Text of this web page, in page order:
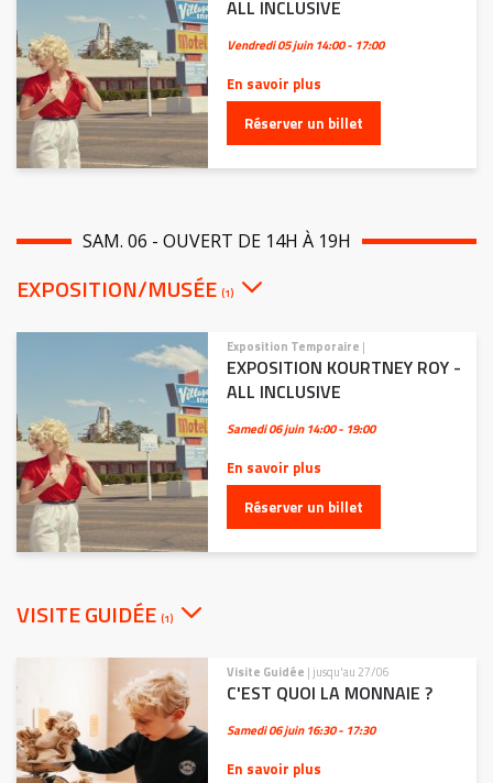
ALL INCLUSIVE
Vendredi 05 juin14:00 - 17:00
En savoir plus
Réserver un billet
SAM. 06 - OUVERT DE 14H À 19H
EXPOSITION/MUSÉE (1)
Exposition Temporaire |
EXPOSITION KOURTNEY ROY -
ALL INCLUSIVE
Samedi 06 juin14:00 - 19:00
En savoir plus
Réserver un billet
VISITE GUIDÉE (1)
Visite Guidée | jusqu'au 27/06
C'EST QUOI LA MONNAIE ?
Samedi 06 juin16:30 - 17:30
En savoir plus